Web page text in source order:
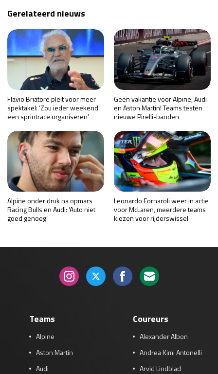
Gerelateerd nieuws
Flavio Briatore pleit voor meer
spektakel: ‘Zou ieder weekend
een sprintrace organiseren’
Geen vakantie voor Alpine, Audi
en Aston Martin! Teams testen
nieuwe Pirelli-banden
Alpine onder druk na opmars
Racing Bulls en Audi: ‘Auto niet
goed genoeg’
Leonardo Fornaroli weer in actie
voor McLaren, meerdere teams
kiezen voor rijderswissel
Teams
Alpine
Aston Martin
Audi
Coureurs
Alexander Albon
Andrea Kimi Antonelli
Arvid Lindblad